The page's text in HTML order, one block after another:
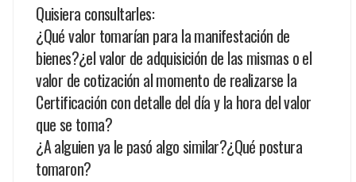
Quisiera consultarles:
¿Qué valor tomarían para la manifestación de
bienes?¿el valor de adquisición de las mismas o el
valor de cotización al momento de realizarse la
Certificación con detalle del día y la hora del valor
que se toma?
¿A alguien ya le pasó algo similar?¿Qué postura
tomaron?